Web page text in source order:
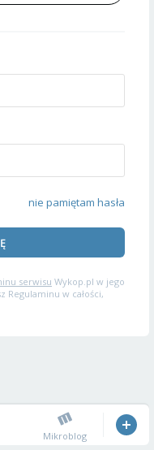
nie pamiętam hasła
serwisu Wykop.pl w jego
Regulaminu w całości,
Mikroblog